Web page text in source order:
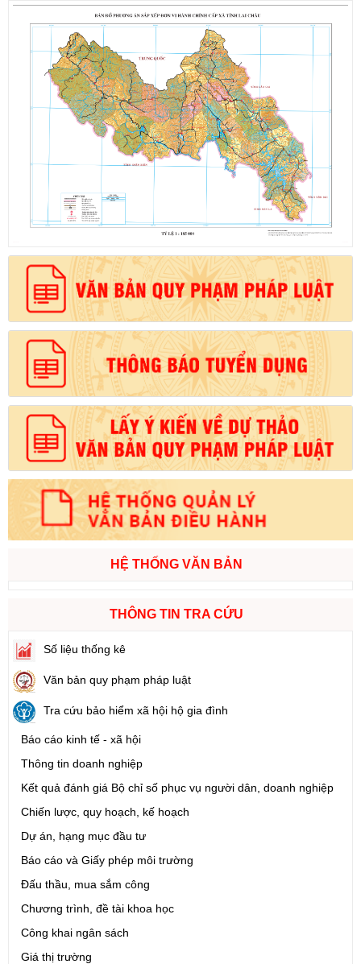
HỆ THỐNG VĂN BẢN
THÔNG TIN TRA CỨU
Số liệu thống kê
Văn bản quy phạm pháp luật
Tra cứu bảo hiểm xã hội hộ gia đình
Báo cáo kinh tế - xã hội
Thông tin doanh nghiệp
Kết quả đánh giá Bộ chỉ số phục vụ người dân, doanh nghiệp
Chiến lược, quy hoạch, kế hoạch
Dự án, hạng mục đầu tư
Báo cáo và Giấy phép môi trường
Đấu thầu, mua sắm công
Chương trình, đề tài khoa học
Công khai ngân sách
Giá thị trường